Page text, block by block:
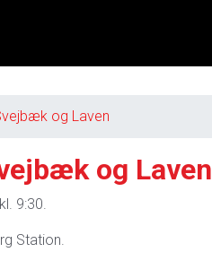
og Laven
og Laven
9:30.
Station.